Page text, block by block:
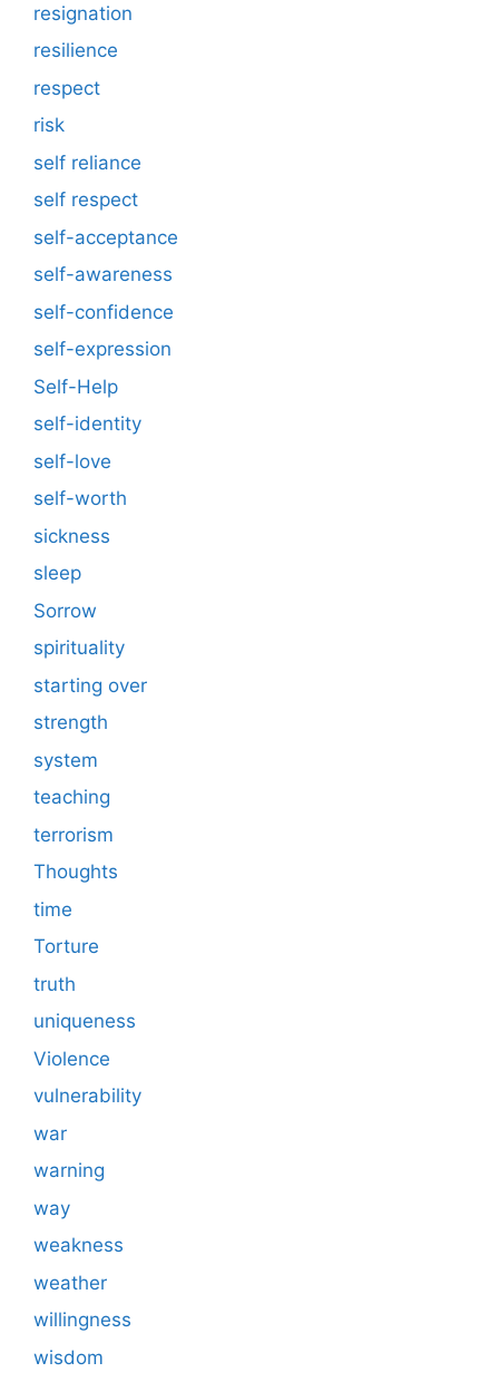
resignation
resilience
respect
risk
self reliance
self respect
self-acceptance
self-awareness
self-confidence
self-expression
Self-Help
self-identity
self-love
self-worth
sickness
sleep
Sorrow
spirituality
starting over
strength
system
teaching
terrorism
Thoughts
time
Torture
truth
uniqueness
Violence
vulnerability
war
warning
way
weakness
weather
willingness
wisdom